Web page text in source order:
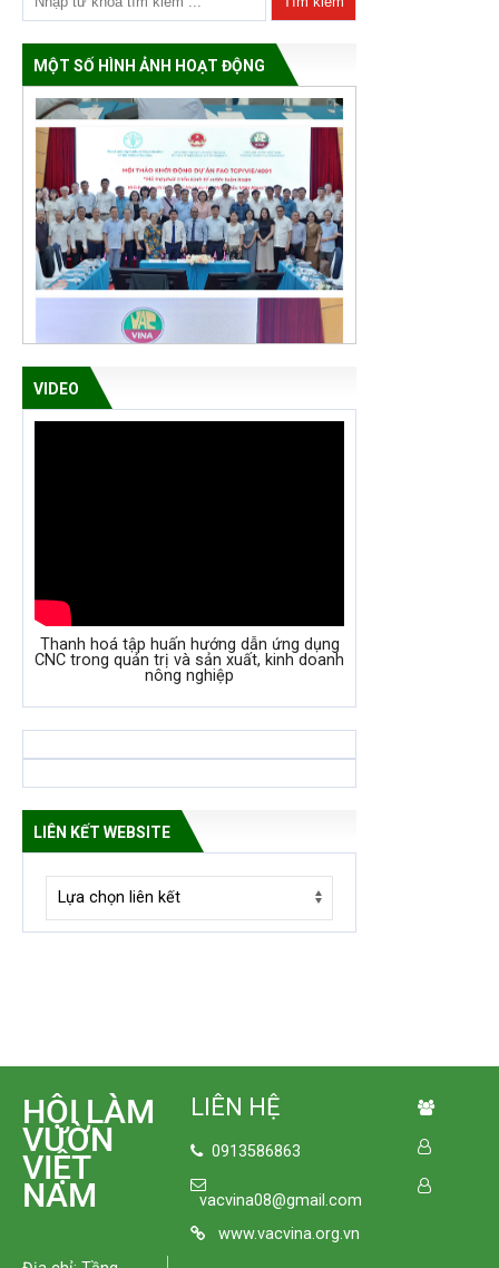
MỘT SỐ HÌNH ẢNH HOẠT ĐỘNG
VIDEO
Thanh hoá tập huấn hướng dẫn ứng dụng
CNC trong quản trị và sản xuất, kinh doanh
nông nghiệp
LIÊN KẾT WEBSITE
HỘI LÀM
VƯỜN
VIỆT
NAM
LIÊN HỆ
0913586863
vacvina08@gmail.com
www.vacvina.org.vn